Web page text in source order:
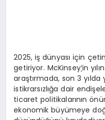
2025, iş dünyası için
getiriyor. McKinsey’in
araştırmada, son 3
istikrarsızlığa dair
ticaret politikalarının
ekonomik büyümeye